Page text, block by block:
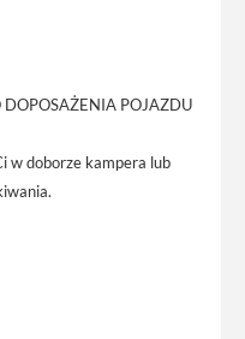
POJAZDU
w doborze kampera lub